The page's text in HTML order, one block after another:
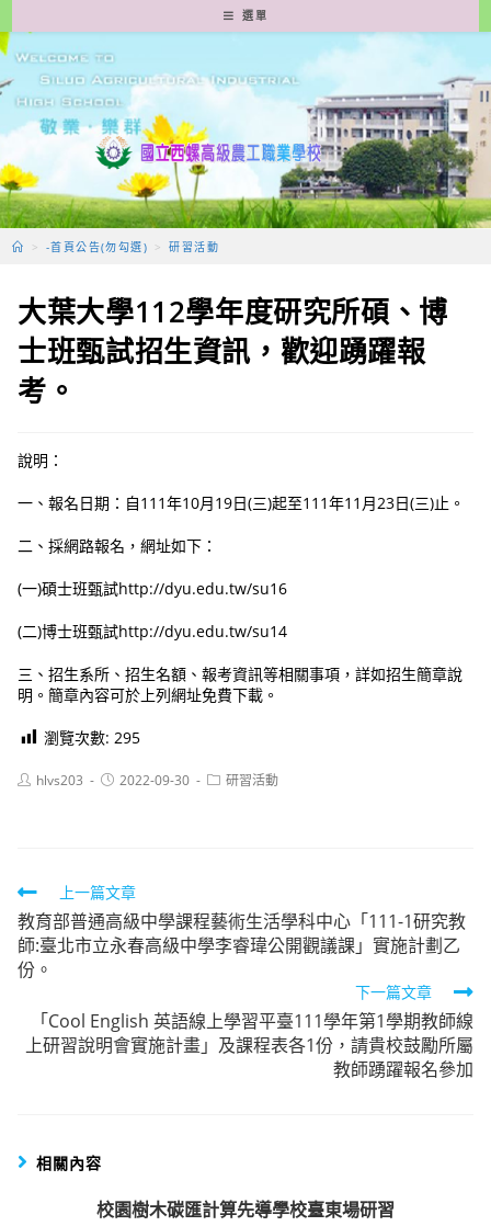
轉
至
要
容
選單
> -首頁公告(勿勾選) > 研習活動
大葉大學112學年度研究所碩、博
士班甄試招生資訊，歡迎踴躍報
考。
說明：
一、報名日期：自111年10月19日(三)起至111年11月23日(三)止。
二、採網路報名，網址如下：
(一)碩士班甄試http://dyu.edu.tw/su16
(二)博士班甄試http://dyu.edu.tw/su14
三、招生系所、招生名額、報考資訊等相關事項，詳如招生簡章說
明。簡章內容可於上列網址免費下載。
瀏覽次數: 295
Posthlvs203
Post2022-09-30
Post研習活動
Read
more
articles
上一篇文章
教育部普通高級中學課程藝術生活學科中心「111-1研究教
師:臺北市立永春高級中學李睿瑋公開觀議課」實施計劃乙
份。
下一篇文章
「Cool English 英語線上學習平臺111學年第1學期教師線
上研習說明會實施計畫」及課程表各1份，請貴校鼓勵所屬
教師踴躍報名參加
相關內容
校園樹木碳匯計算先導學校臺東場研習